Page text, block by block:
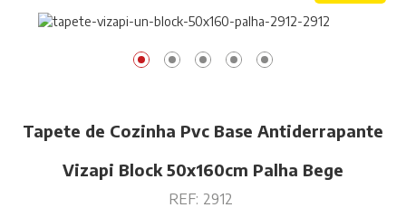
Tapete de Cozinha Pvc Base Antiderrapante
Vizapi Block 50x160cm Palha Bege
REF: 2912